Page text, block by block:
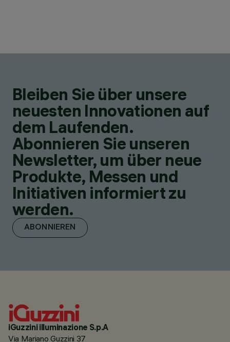
Bleiben Sie über unsere
neuesten Innovationen auf
dem Laufenden.
Abonnieren Sie unseren
Newsletter, um über neue
Produkte, Messen und
Initiativen informiert zu
werden.
ABONNIEREN
iGuzzini illuminazione S.p.A
Via Mariano Guzzini 37